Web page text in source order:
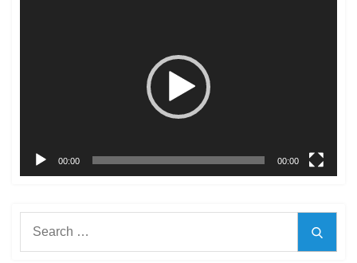
00:00 00:00